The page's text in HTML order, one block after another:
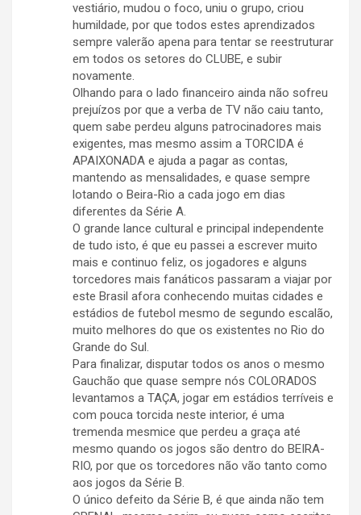
vestiário, mudou o foco, uniu o grupo, criou
humildade, por que todos estes aprendizados
sempre valerão apena para tentar se reestruturar
em todos os setores do CLUBE, e subir
novamente.
Olhando para o lado financeiro ainda não sofreu
prejuízos por que a verba de TV não caiu tanto,
quem sabe perdeu alguns patrocinadores mais
exigentes, mas mesmo assim a TORCIDA é
APAIXONADA e ajuda a pagar as contas,
mantendo as mensalidades, e quase sempre
lotando o Beira-Rio a cada jogo em dias
diferentes da Série A.
O grande lance cultural e principal independente
de tudo isto, é que eu passei a escrever muito
mais e continuo feliz, os jogadores e alguns
torcedores mais fanáticos passaram a viajar por
este Brasil afora conhecendo muitas cidades e
estádios de futebol mesmo de segundo escalão,
muito melhores do que os existentes no Rio do
Grande do Sul.
Para finalizar, disputar todos os anos o mesmo
Gauchão que quase sempre nós COLORADOS
levantamos a TAÇA, jogar em estádios terríveis e
com pouca torcida neste interior, é uma
tremenda mesmice que perdeu a graça até
mesmo quando os jogos são dentro do BEIRA-
RIO, por que os torcedores não vão tanto como
aos jogos da Série B.
O único defeito da Série B, é que ainda não tem